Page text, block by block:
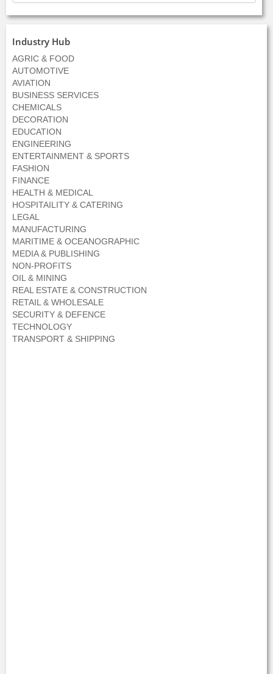
Industry Hub
AGRIC & FOOD
AUTOMOTIVE
AVIATION
BUSINESS SERVICES
CHEMICALS
DECORATION
EDUCATION
ENGINEERING
ENTERTAINMENT & SPORTS
FASHION
FINANCE
HEALTH & MEDICAL
HOSPITAILITY & CATERING
LEGAL
MANUFACTURING
MARITIME & OCEANOGRAPHIC
MEDIA & PUBLISHING
NON-PROFITS
OIL & MINING
REAL ESTATE & CONSTRUCTION
RETAIL & WHOLESALE
SECURITY & DEFENCE
TECHNOLOGY
TRANSPORT & SHIPPING